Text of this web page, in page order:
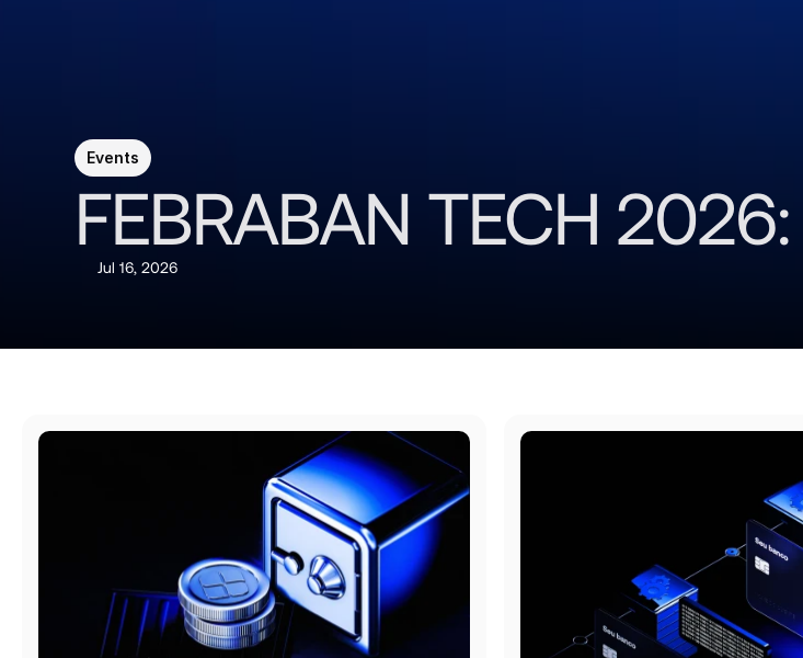
Events
FEBRABAN TECH
Jul 16, 2026